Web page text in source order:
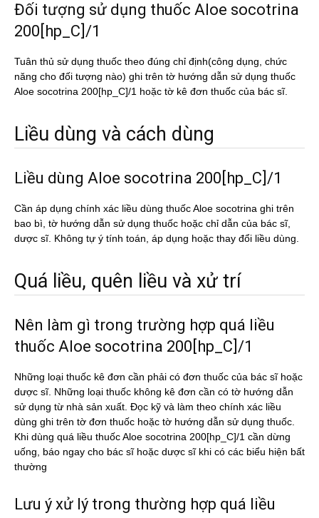
Đối tượng sử dụng thuốc Aloe socotrina
200[hp_C]/1
Tuân thủ sử dụng thuốc theo đúng chỉ định(công dụng, chức
năng cho đối tượng nào) ghi trên tờ hướng dẫn sử dụng thuốc
Aloe socotrina 200[hp_C]/1 hoặc tờ kê đơn thuốc của bác sĩ.
Liều dùng và cách dùng
Liều dùng Aloe socotrina 200[hp_C]/1
Cần áp dụng chính xác liều dùng thuốc Aloe socotrina ghi trên
bao bì, tờ hướng dẫn sử dụng thuốc hoặc chỉ dẫn của bác sĩ,
dược sĩ. Không tự ý tính toán, áp dụng hoặc thay đổi liều dùng.
Quá liều, quên liều và xử trí
Nên làm gì trong trường hợp quá liều
thuốc Aloe socotrina 200[hp_C]/1
Những loại thuốc kê đơn cần phải có đơn thuốc của bác sĩ hoặc
dược sĩ. Những loại thuốc không kê đơn cần có tờ hướng dẫn
sử dụng từ nhà sản xuất. Đọc kỹ và làm theo chính xác liều
dùng ghi trên tờ đơn thuốc hoặc tờ hướng dẫn sử dụng thuốc.
Khi dùng quá liều thuốc Aloe socotrina 200[hp_C]/1 cần dừng
uống, báo ngay cho bác sĩ hoặc dược sĩ khi có các biểu hiện bất
thường
Lưu ý xử lý trong thường hợp quá liều